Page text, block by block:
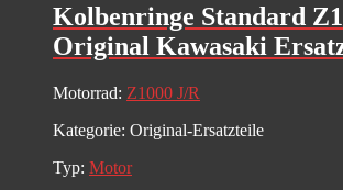
Kolbenringe Standard
Original Kawasaki
Motorrad: Z1000 J/R
Kategorie: Original-Ersatzteile
Typ: Motor